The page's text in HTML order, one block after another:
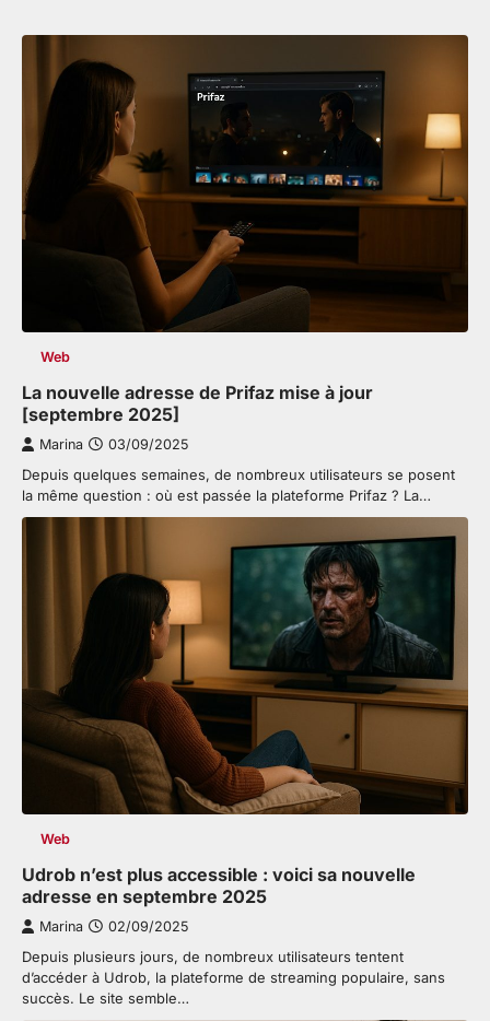
Web
La nouvelle adresse de Prifaz mise à jour
[septembre 2025]
Marina 03/09/2025
Depuis quelques semaines, de nombreux utilisateurs se posent
la même question : où est passée la plateforme Prifaz ? La…
Web
Udrob n’est plus accessible : voici sa nouvelle
adresse en septembre 2025
Marina 02/09/2025
Depuis plusieurs jours, de nombreux utilisateurs tentent
d’accéder à Udrob, la plateforme de streaming populaire, sans
succès. Le site semble…